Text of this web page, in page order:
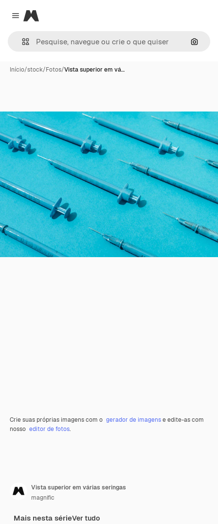
Close menu
Magnific
Início/stock/Fotos/Vista superior em vá…
Crie suas próprias imagens com o gerador de imagense edite-as com
nosso editor de fotos.
Vista superior em várias seringas
magnific
Mais nesta sérieVer tudo